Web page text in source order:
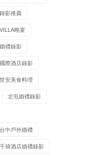
影推薦
晚宴
禮錄影
際酒店錄影
世安美食料理
北屯婚禮錄影
台中戶外婚禮
禧酒店婚禮錄影